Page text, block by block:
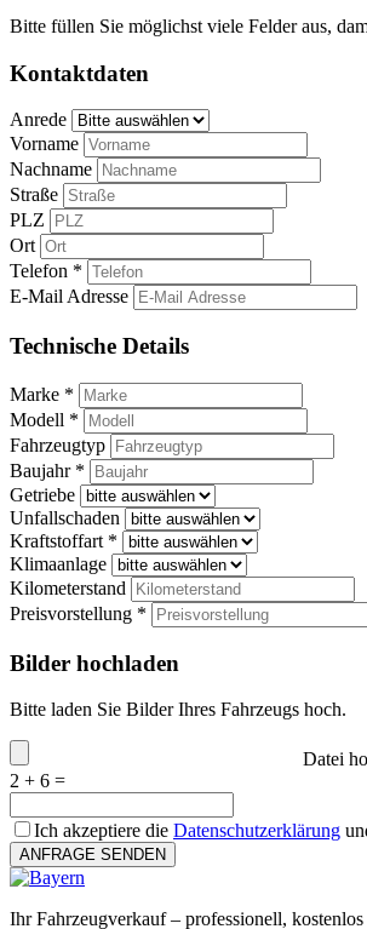
Bitte füllen Sie möglichst viele Felder aus,
Kontaktdaten
Anrede
Vorname
Nachname
Straße
PLZ
Ort
Telefon *
E-Mail Adresse
Technische Details
Marke *
Modell *
Fahrzeugtyp
Baujahr *
Getriebe
Unfallschaden
Kraftstoffart *
Klimaanlage
Kilometerstand
Preisvorstellung *
Bilder hochladen
Bitte laden Sie Bilder Ihres Fahrzeugs hoch.
Datei
2 + 6 =
Ich akzeptiere die Datenschutzerklärung
ANFRAGE SENDEN
Ihr Fahrzeugverkauf – professionell,